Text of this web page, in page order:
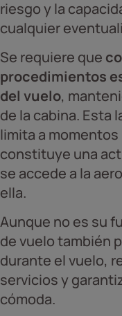
riesgo y la
cualquier
Se requiere que
procedimientos
del vuelo,
de la cabina. Esta
limita a
constituye una
se accede a la
ella.
Aunque no es su
de vuelo también
durante el vuelo,
servicios y
cómoda.